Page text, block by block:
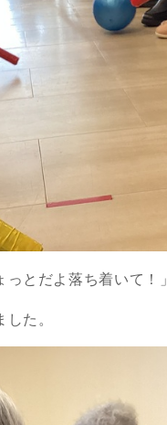
とだよ落ち着いて！」
た。